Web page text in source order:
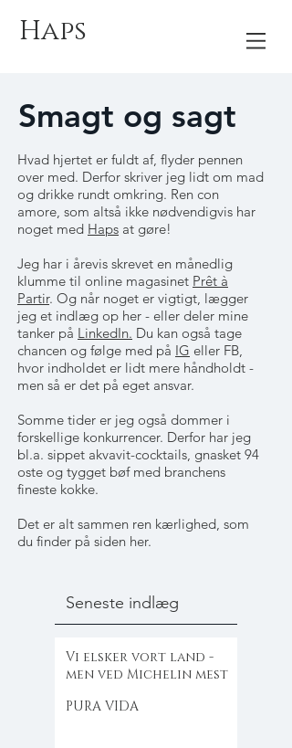
Haps
Smagt og sagt
Hvad hjertet er fuldt af, flyder pennen
over med. Derfor skriver jeg lidt om mad
og drikke rundt omkring. Ren con
amore, som altså ikke nødvendigvis har
noget med Haps at gøre!
Jeg har i årevis skrevet en månedlig
klumme til online magasinet Prêt à
Partir. Og når noget er vigtigt, lægger
jeg et indlæg op her - eller deler mine
tanker på LinkedIn. Du kan også tage
chancen og følge med på IG eller FB,
hvor indholdet er lidt mere håndholdt -
men så er det på eget ansvar.
Somme tider er jeg også dommer i
forskellige konkurrencer. Derfor har jeg
bl.a. sippet akvavit-cocktails, gnasket 94
oste og tygget bøf med branchens
fineste kokke.
Det er alt sammen ren kærlighed, som
du finder på siden her.
Seneste indlæg
Vi elsker vort land -
men ved Michelin mest
PURA VIDA